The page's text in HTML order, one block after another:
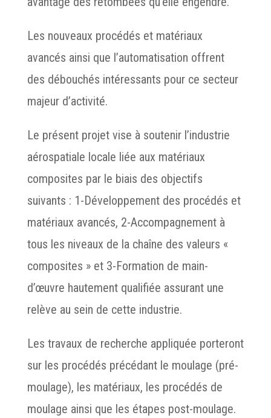
Les nouveaux procédés et matériaux
avancés ainsi que l’automatisation offrent
des débouchés intéressants pour ce secteur
majeur d’activité.
Le présent projet vise à soutenir l’industrie
aérospatiale locale liée aux matériaux
composites par le biais des objectifs
suivants : 1-Développement des procédés et
matériaux avancés, 2-Accompagnement à
tous les niveaux de la chaîne des valeurs «
composites » et 3-Formation de main-
d’œuvre hautement qualifiée assurant une
relève au sein de cette industrie.
Les travaux de recherche appliquée porteront
sur les procédés précédant le moulage (pré-
moulage), les matériaux, les procédés de
moulage ainsi que les étapes post-moulage.